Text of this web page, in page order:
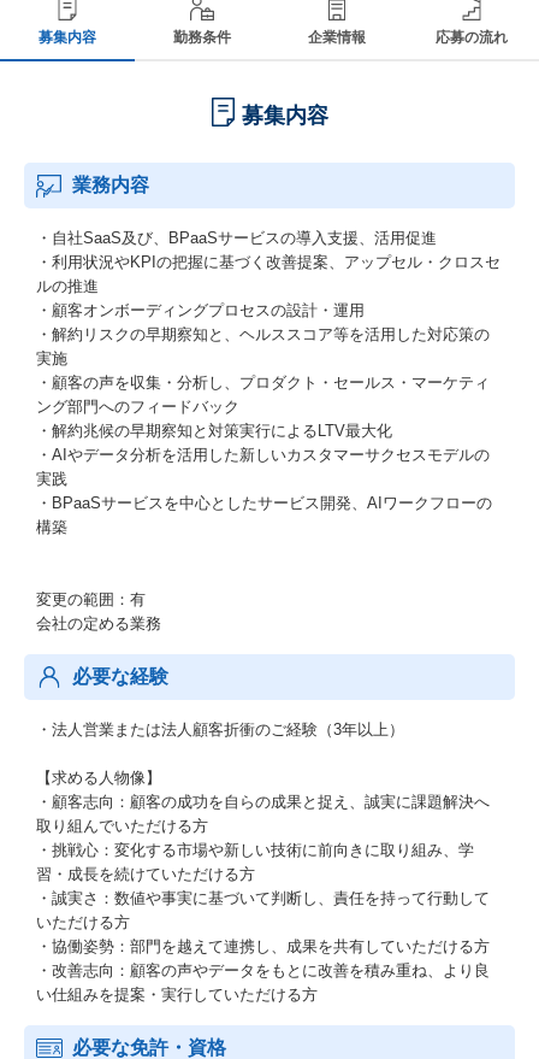
募集内容 勤務条件 企業情報 応募の流れ
募集内容
業務内容
・自社SaaS及び、BPaaSサービスの導入支援、活用促進
・利用状況やKPIの把握に基づく改善提案、アップセル・クロスセ
ルの推進
・顧客オンボーディングプロセスの設計・運用
・解約リスクの早期察知と、ヘルススコア等を活用した対応策の
実施
・顧客の声を収集・分析し、プロダクト・セールス・マーケティ
ング部門へのフィードバック
・解約兆候の早期察知と対策実行によるLTV最大化
・AIやデータ分析を活用した新しいカスタマーサクセスモデルの
実践
・BPaaSサービスを中心としたサービス開発、AIワークフローの
構築
変更の範囲：有
会社の定める業務
必要な経験
・法人営業または法人顧客折衝のご経験（3年以上）
【求める人物像】
・顧客志向：顧客の成功を自らの成果と捉え、誠実に課題解決へ
取り組んでいただける方
・挑戦心：変化する市場や新しい技術に前向きに取り組み、学
習・成長を続けていただける方
・誠実さ：数値や事実に基づいて判断し、責任を持って行動して
いただける方
・協働姿勢：部門を越えて連携し、成果を共有していただける方
・改善志向：顧客の声やデータをもとに改善を積み重ね、より良
い仕組みを提案・実行していただける方
必要な免許・資格